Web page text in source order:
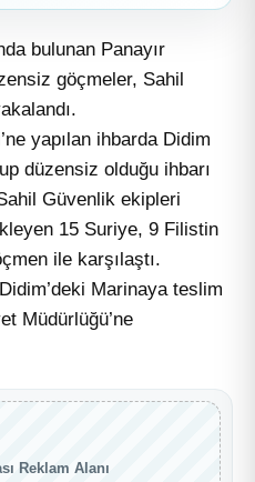
bulunan Panayır
göçmeler, Sahil
yapılan ihbarda Didim
düzensiz olduğu ihbarı
Güvenlik ekipleri
15 Suriye, 9 Filistin
ile karşılaştı.
Marinaya teslim
Müdürlüğü’ne
Reklam Alanı